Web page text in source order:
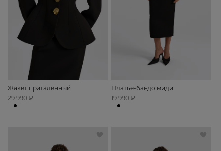
Жакет приталенный
29 990 ₽
Платье-бандо миди
19 990 ₽